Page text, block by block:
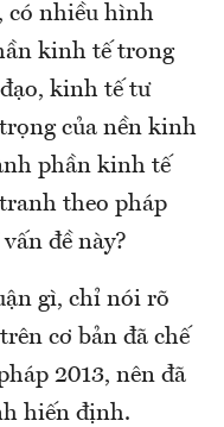
có nhiều hình
kinh tế trong
kinh tế tư
của nền kinh
phần kinh tế
theo pháp
đề này?
gì, chỉ nói rõ
cơ bản đã chế
2013, nên đã
hiến định.